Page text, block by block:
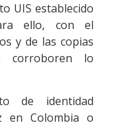
UIS establecido
ello, con el
y de las copias
corroboren lo
de identidad
en Colombia o